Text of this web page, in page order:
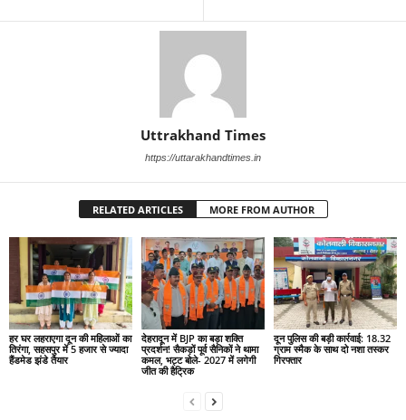
Uttrakhand Times
https://uttarakhandtimes.in
RELATED ARTICLES MORE FROM AUTHOR
हर घर लहराएगा दून की महिलाओं का
तिरंगा, सहसपुर में 5 हजार से ज्यादा
हैंडमेड झंडे तैयार
देहरादून में BJP का बड़ा शक्ति
प्रदर्शन! सैकड़ों पूर्व सैनिकों ने थामा
कमल, भट्ट बोले- 2027 में लगेगी
जीत की हैट्रिक
दून पुलिस की बड़ी कार्रवाई: 18.32
ग्राम स्मैक के साथ दो नशा तस्कर
गिरफ्तार